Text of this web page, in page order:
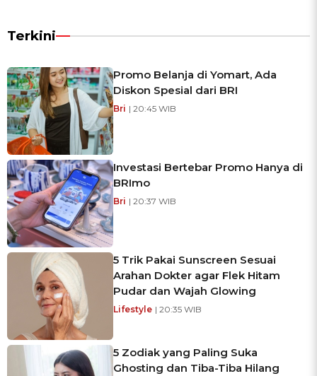
Terkini
Promo Belanja di Yomart, Ada
Diskon Spesial dari BRI
Bri | 20:45 WIB
Investasi Bertebar Promo Hanya di
BRImo
Bri | 20:37 WIB
5 Trik Pakai Sunscreen Sesuai
Arahan Dokter agar Flek Hitam
Pudar dan Wajah Glowing
Lifestyle | 20:35 WIB
5 Zodiak yang Paling Suka
Ghosting dan Tiba-Tiba Hilang